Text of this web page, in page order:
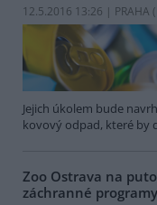
12.5.2016 13:26 | PRAHA (
Jejich úkolem bude
kovový odpad, které by
Zoo Ostrava na
záchranné programy